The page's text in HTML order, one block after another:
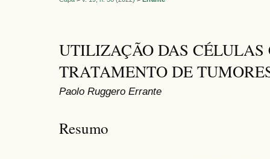
UTILIZAÇÃO DAS CÉLULAS
TRATAMENTO DE
Paolo Ruggero Errante
Resumo